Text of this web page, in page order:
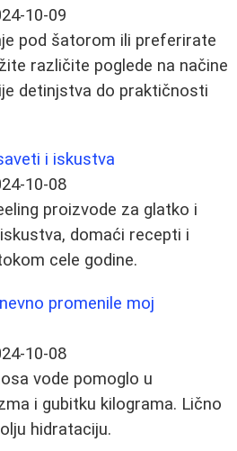
10-09
pod šatorom ili preferirate
različite poglede na načine
detinjstva do praktičnosti
i iskustva
10-08
proizvode za glatko i
domaći recepti i
cele godine.
promenile moj
10-08
vode pomoglo u
i gubitku kilograma. Lično
hidrataciju.